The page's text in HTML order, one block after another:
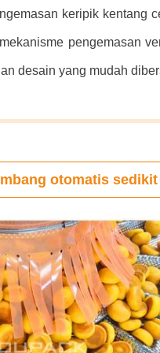
keripik kentang
pengemasan
desain yang mudah
otomatis